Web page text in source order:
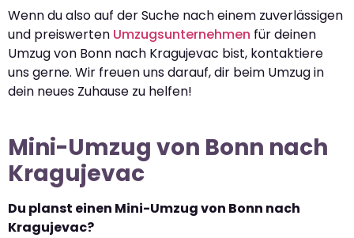
Wenn du also auf der Suche nach einem zuverlässigen
und preiswerten Umzugsunternehmen für deinen
Umzug von Bonn nach Kragujevac bist, kontaktiere
uns gerne. Wir freuen uns darauf, dir beim Umzug in
dein neues Zuhause zu helfen!
Mini-Umzug von Bonn nach
Kragujevac
Du planst einen Mini-Umzug von Bonn nach
Kragujevac?